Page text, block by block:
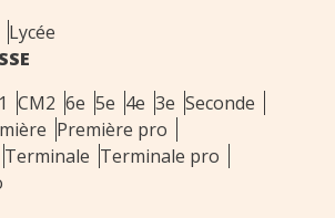
Lycée
CM2 6e 5e 4e 3e Seconde
Première pro
Terminale Terminale pro